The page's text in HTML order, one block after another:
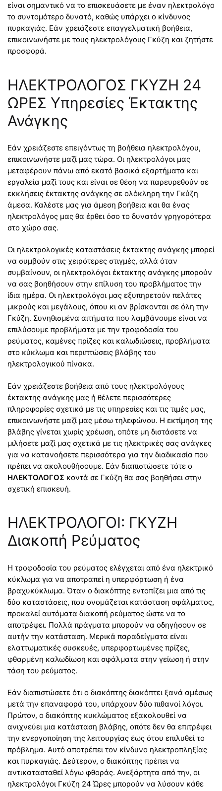
είναι σημαντικό να το επισκευάσετε με έναν ηλεκτρολόγο
το συντομότερο δυνατό, καθώς υπάρχει ο κίνδυνος
πυρκαγιάς. Εάν χρειάζεστε επαγγελματική βοήθεια,
επικοινωνήστε με τους ηλεκτρολόγους Γκύζη και ζητήστε
προσφορά.
ΗΛΕΚΤΡΟΛΟΓΟΣ ΓΚΥΖΗ 24
ΩΡΕΣ Υπηρεσίες Έκτακτης
Ανάγκης
Εάν χρειάζεστε επειγόντως τη βοήθεια ηλεκτρολόγου,
επικοινωνήστε μαζί μας τώρα. Οι ηλεκτρολόγοι μας
μεταφέρουν πάνω από εκατό βασικά εξαρτήματα και
εργαλεία μαζί τους και είναι σε θέση να παρευρεθούν σε
εκκλήσεις έκτακτης ανάγκης σε ολόκληρη την Γκύζη
άμεσα. Καλέστε μας για άμεση βοήθεια και θα ένας
ηλεκτρολόγος μας θα έρθει όσο το δυνατόν γρηγορότερα
στο χώρο σας.
Οι ηλεκτρολογικές καταστάσεις έκτακτης ανάγκης μπορεί
να συμβούν στις χειρότερες στιγμές, αλλά όταν
συμβαίνουν, οι ηλεκτρολόγοι έκτακτης ανάγκης μπορούν
να σας βοηθήσουν στην επίλυση του προβλήματος την
ίδια ημέρα. Οι ηλεκτρολόγοι μας εξυπηρετούν πελάτες
μικρούς και μεγάλους, όπου κι αν βρίσκονται σε όλη την
Γκύζη. Συνηθισμένα αιτήματα που λαμβάνουμε είναι να
επιλύσουμε προβλήματα με την τροφοδοσία του
ρεύματος, καμένες πρίζες και καλωδιώσεις, προβλήματα
στο κύκλωμα και περιπτώσεις βλάβης του
ηλεκτρολογικού πίνακα.
Εάν χρειάζεστε βοήθεια από τους ηλεκτρολόγους
έκτακτης ανάγκης μας ή θέλετε περισσότερες
πληροφορίες σχετικά με τις υπηρεσίες και τις τιμές μας,
επικοινωνήστε μαζί μας μέσω τηλεφώνου. Η εκτίμηση της
βλάβης γίνεται χωρίς χρέωση, οπότε μη διστάσετε να
μιλήσετε μαζί μας σχετικά με τις ηλεκτρικές σας ανάγκες
για να κατανοήσετε περισσότερα για την διαδικασία που
πρέπει να ακολουθήσουμε. Εάν διαπιστώσετε τότε ο
ΗΛΕΚΤΟΛΟΓΟΣ κοντά σε Γκύζη θα σας βοηθήσει στην
σχετική επισκευή.
ΗΛΕΚΤΡΟΛΟΓΟΙ: ΓΚΥΖΗ
Διακοπή Ρεύματος
Η τροφοδοσία του ρεύματος ελέγχεται από ένα ηλεκτρικό
κύκλωμα για να αποτραπεί η υπερφόρτωση ή ένα
βραχυκύκλωμα. Όταν ο διακόπτης εντοπίζει μια από τις
δύο καταστάσεις, που ονομάζεται κατάσταση σφάλματος,
προκαλεί αυτόματα διακοπή ρεύματος ώστε να το
αποτρέψει. Πολλά πράγματα μπορούν να οδηγήσουν σε
αυτήν την κατάσταση. Μερικά παραδείγματα είναι
ελαττωματικές συσκευές, υπερφορτωμένες πρίζες,
φθαρμένη καλωδίωση και σφάλματα στην γείωση ή στην
τάση του ρεύματος.
Εάν διαπιστώσετε ότι ο διακόπτης διακόπτει ξανά αμέσως
μετά την επαναφορά του, υπάρχουν δύο πιθανοί λόγοι.
Πρώτον, ο διακόπτης κυκλώματος εξακολουθεί να
ανιχνεύει μια κατάσταση βλάβης, οπότε δεν θα επιτρέψει
την ενεργοποίηση της λειτουργίας έως ότου επιλυθεί το
πρόβλημα. Αυτό αποτρέπει τον κίνδυνο ηλεκτροπληξίας
και πυρκαγιάς. Δεύτερον, ο διακόπτης πρέπει να
αντικατασταθεί λόγω φθοράς. Ανεξάρτητα από την, οι
ηλεκτρολόγοι Γκύζη 24 Ώρες μπορούν να λύσουν κάθε